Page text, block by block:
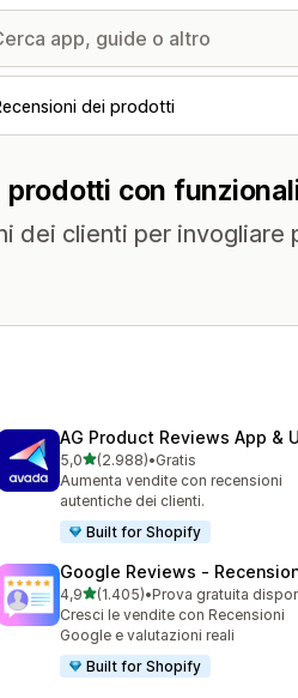
dei prodotti
con
dei clienti per invogliare
AG Product Reviews App &
5,0stelle su 5
(2.988)
2988 recensioni totali
•Gratis
Aumenta vendite con recensioni
autentiche dei clienti.
Built for Shopify
Google Reviews ‑
4,9stelle su 5
(1.405)
1405 recensioni totali
•Prova gratuita
Cresci le vendite con Recensioni
Google e valutazioni reali
Built for Shopify